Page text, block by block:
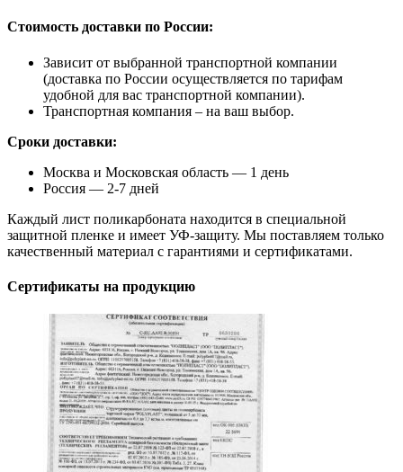
Стоимость доставки по России:
Зависит от выбранной транспортной компании
(доставка по России осуществляется по тарифам
удобной для вас транспортной компании).
Транспортная компания – на ваш выбор.
Сроки доставки:
Москва и Московская область — 1 день
Россия — 2-7 дней
Каждый лист поликарбоната находится в специальной
защитной пленке и имеет УФ-защиту. Мы поставляем только
качественный материал с гарантиями и сертификатами.
Сертификаты на продукцию